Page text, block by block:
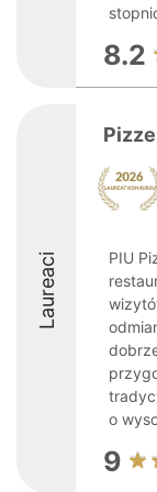
8.2
Laureaci
PIU
o
9